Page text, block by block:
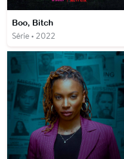
Boo, Bitch
Série • 2022